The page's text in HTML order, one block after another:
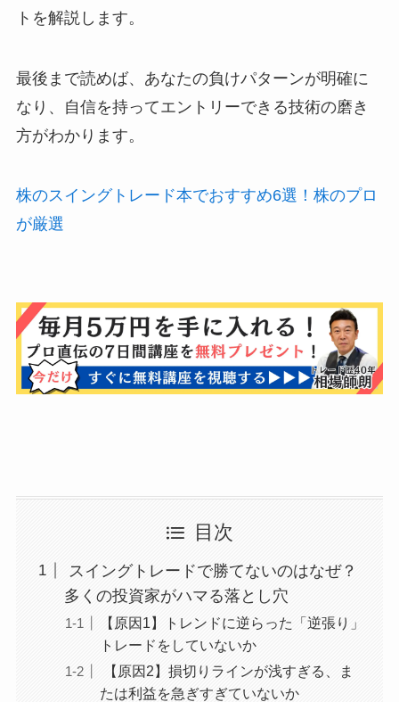
トを解説します。
最後まで読めば、あなたの負けパターンが明確に
なり、自信を持ってエントリーできる技術の磨き
方がわかります。
株のスイングトレード本でおすすめ6選！株のプロ
が厳選
目次
スイングトレードで勝てないのはなぜ？
多くの投資家がハマる落とし穴
【原因1】トレンドに逆らった「逆張り」
トレードをしていないか
【原因2】損切りラインが浅すぎる、ま
たは利益を急ぎすぎていないか